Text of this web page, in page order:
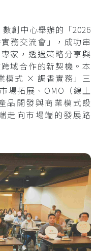
創中心舉辦的「2026
務交流會」，成功串
家，透過策略分享與
域合作的新契機。本
模式 × 調香實務」三
場拓展、OMO（線上
品開發與商業模式設
走向市場端的發展路